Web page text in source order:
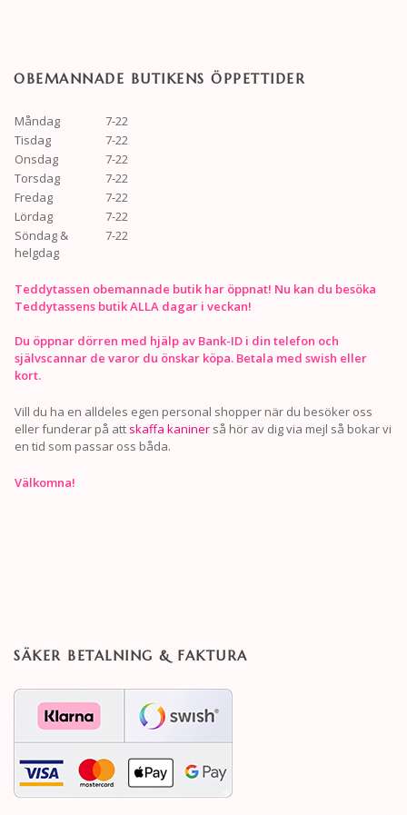
OBEMANNADE BUTIKENS ÖPPETTIDER
Måndag
7-22
Tisdag
7-22
Onsdag
7-22
Torsdag
7-22
Fredag
7-22
Lördag
7-22
Söndag &
helgdag
7-22
Teddytassen obemannade butik har öppnat! Nu kan du besöka
Teddytassens butik ALLA dagar i veckan!
Du öppnar dörren med hjälp av Bank-ID i din telefon och
självscannar de varor du önskar köpa. Betala med swish eller
kort.
Vill du ha en alldeles egen personal shopper när du besöker oss
eller funderar på att skaffa kaniner så hör av dig via mejl så bokar vi
en tid som passar oss båda.
Välkomna!
SÄKER BETALNING & FAKTURA